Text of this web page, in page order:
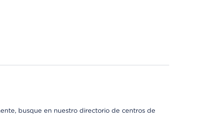
busque en nuestro directorio de centros de